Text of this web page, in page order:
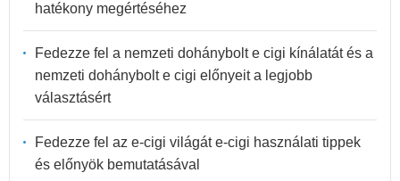
hatékony megértéséhez
Fedezze fel a nemzeti dohánybolt e cigi kínálatát és a
nemzeti dohánybolt e cigi előnyeit a legjobb
választásért
Fedezze fel az e-cigi világát e-cigi használati tippek
és előnyök bemutatásával